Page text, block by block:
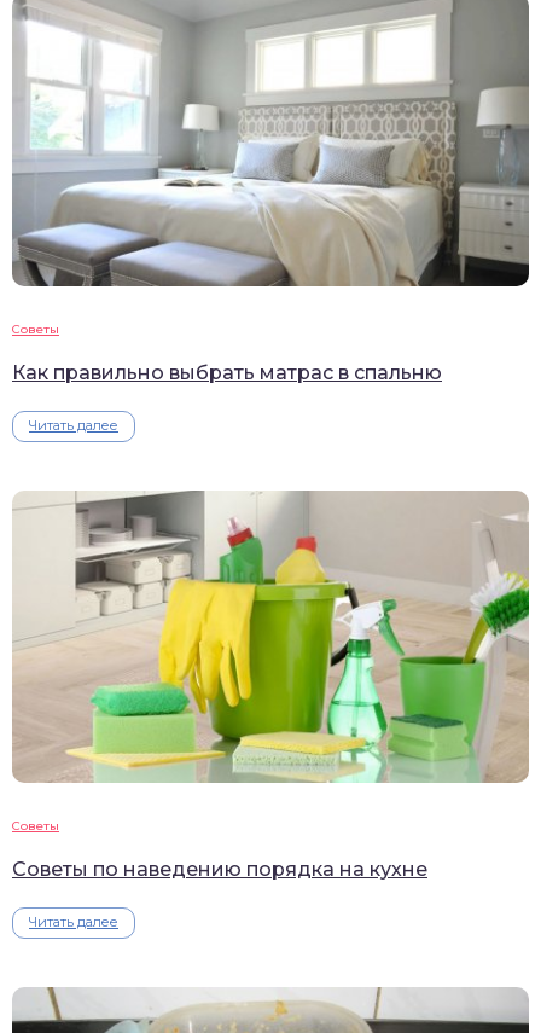
Советы
Как правильно выбрать матрас в спальню
Читать далее
Советы
Советы по наведению порядка на кухне
Читать далее